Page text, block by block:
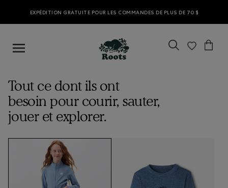
EXPÉDITION GRATUITE POUR LES COMMANDES DE PLUS DE 70 $
Tout ce dont ils ont
besoin pour courir, sauter,
jouer et explorer.